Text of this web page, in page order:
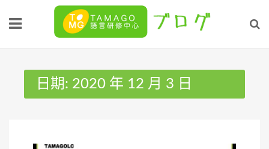
日期: 2020 年 12 月 3 日